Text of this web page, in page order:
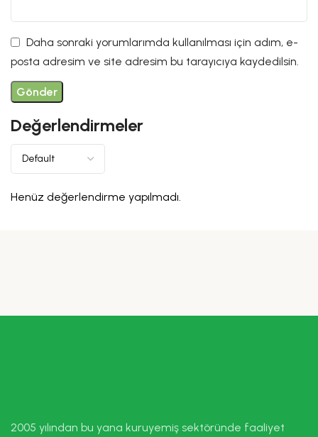
Değerlendirmeler
Henüz değerlendirme yapılmadı.
Daha sonraki yorumlarımda kullanılması için adım, e-
posta adresim ve site adresim bu tarayıcıya kaydedilsin.
2005 yılından bu yana kuruyemiş sektöründe faaliyet